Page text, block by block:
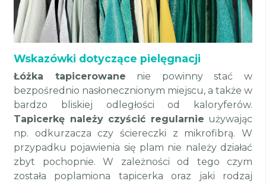
Wskazówki dotyczące pielęgnacji
Łóżka tapicerowane nie powinny stać w
bezpośrednio nasłonecznionym miejscu, a także w
bardzo bliskiej odległości od kaloryferów.
Tapicerkę należy czyścić regularnie używając
np. odkurzacza czy ściereczki z mikrofibrą. W
przypadku pojawienia się plam nie należy działać
zbyt pochopnie. W zależności od tego czym
została poplamiona tapicerka oraz jaki rodzaj